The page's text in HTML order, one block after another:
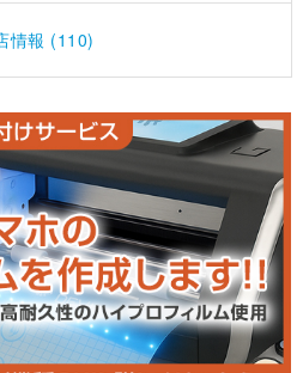
情報 (110)